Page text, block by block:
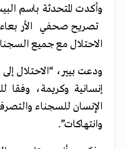
وأكدت المتحدثة باسم
تصريح صحفي
الاحتلال مع جميع
ودعت بيير، “الاحتلال
إنسانية وكريمة، وفقا
الإنسان للسجناء
وانتهاكات”.